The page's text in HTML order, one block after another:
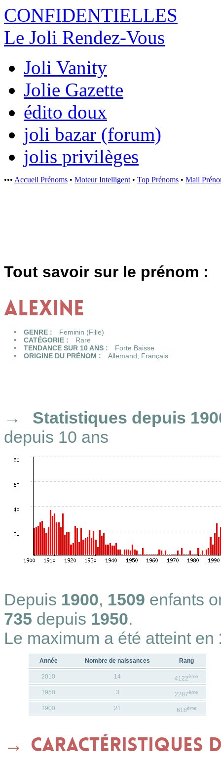
CONFIDENTIELLES
Le Joli Rendez-Vous
Joli Vanity
Jolie Gazette
édito doux
joli bazar (forum)
jolis privilèges
••• Accueil Prénoms • Moteur Intelligent • Top Prénoms • Mail
Tout savoir sur le prénom :
ALEXINE
GENRE :
Feminin (Fille)
CATÉGORIE :
Rare
TENDANCE SUR 10 ANS :
Forte Baisse
ORIGINE DU PRÉNOM :
Allemand Français
Statistiques depuis
depuis 10 ans
Depuis 1900, 1509 enfants
735 depuis 1950.
Le maximum a été atteint en
Année Nombre de naissances Rang
2010 14 4122ème
1950 3 2287ème
1900 21 618ème
Caractéristiques